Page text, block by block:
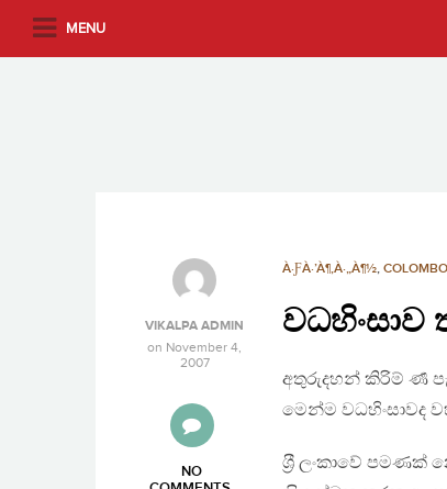
MENU
À·ƑÀ·’À¶‚À·„À¶½, COLOMBO
VIKALPA ADMIN
on November 4,
2007
NO
අතුරුදහන් කිරිම් ර්‍ණ
මෙන්ම වධහිංසාවද
ශ‍්‍රී ලංකාවේ